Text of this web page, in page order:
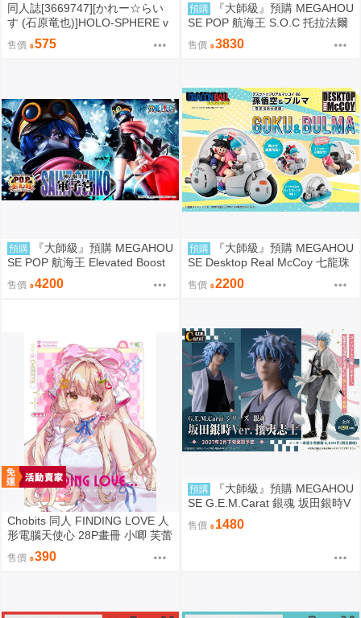
同人誌[3669747][かれー☆らい
す (石原竜也)]HOLO-SPHERE v
ol.04 (hololive )
售價 575
預購
『大師級』預購 MEGAHOU
SE POP 航海王 S.O.C 托拉法爾
加 羅 Ver.R
售價 3830
預購
『大師級』預購 MEGAHOU
SE POP 航海王 Elevated Boost
神領騎士團 曼麥亞 軍子宮
售價 4200
預購
『大師級』預購 MEGAHOU
SE Desktop Real McCoy 七龍珠
06 孫悟空&布瑪 限定復刻版
售價 2200
Chobits 同人 FINDING LOVE 人
形電腦天使心 28P畫冊 小唧 芙蕾
雅 繪師：Bee Bee
售價 390
預購
『大師級』預購 MEGAHOU
SE G.E.M.Carat 銀魂 坂田銀時V
er. 攘夷志士
售價 1480